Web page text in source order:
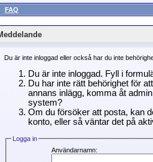
FAQ
Du är inte inloggad eller också har du inte
Du är inte inloggad. Fyll i
Du har inte rätt behörighet för
annans inlägg, komma åt
system?
Om du försöker att posta, kan
konto, eller så väntar det på
Logga in
Användarnamn: